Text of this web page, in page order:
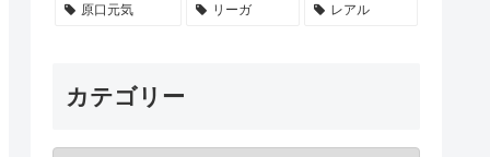
原口元気 リーガ レアル
カテゴリー